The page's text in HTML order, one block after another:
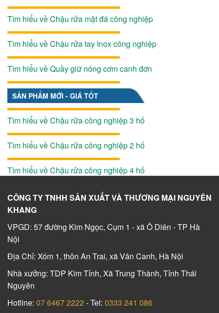
Tìm hiểu về Chậu rửa mặt đá công nghiệp
Tìm hiểu về Chậu rửa tay Inox công nghiệp
Tìm hiểu về Quầy giữ nóng cơm canh đơn
SẢN PHẨM MỚI - GIÁ TỐT
Tìm hiểu về Chậu rửa công nghiệp 3 hố
Tìm hiểu về Chậu rửa công nghiệp 2 hố
Tìm hiểu về Chậu rửa công nghiệp 4 hố
CÔNG TY TNHH SẢN XUẤT VÀ THƯƠNG MẠI NGUYÊN
KHANG
VPGD: 57 đường Kim Ngọc, Cụm 1 - xã Ô Diên - TP Hà
Nội
Địa Chỉ: Xóm 1, thôn An Trai, xã Vân Canh, Hà Nội
Nhà xưởng: TDP Kim Tỉnh, Xã Trung Thành, Tỉnh Thái
Nguyên
Hotline: 07 6467 2222 - Tel: 0333 241 086